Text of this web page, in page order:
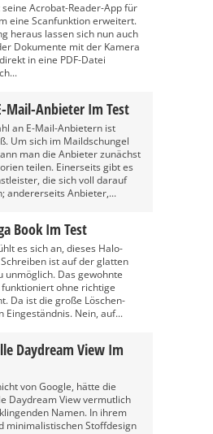
Acrobat-Reader-App für
eine Scanfunktion erweitert.
heraus lassen sich nun auch
Dokumente mit der Kamera
in eine PDF-Datei
Mail-Anbieter Im Test
an E-Mail-Anbietern ist
Um sich im Maildschungel
man die Anbieter zunächst
teilen. Einerseits gibt es
die sich voll darauf
andererseits Anbieter,...
Book Im Test
es sich an, dieses Halo-
ist auf der glatten
unmöglich. Das gewohnte
ohne richtige
Da ist die große Löschen-
Eingeständnis. Nein, auf...
Daydream View Im
von Google, hätte die
Daydream View vermutlich
Namen. In ihrem
minimalistischen Stoffdesign